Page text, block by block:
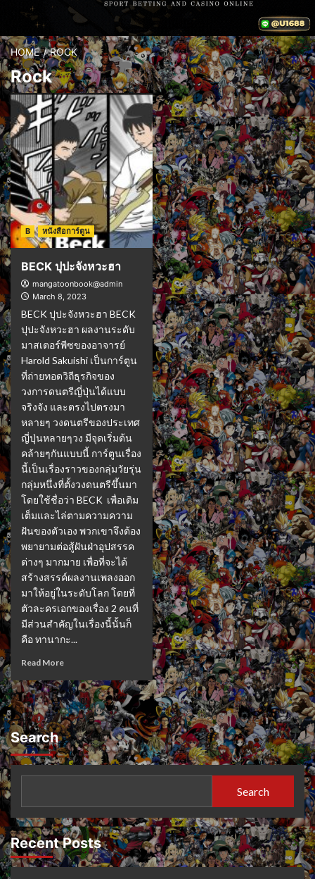
HOME ROCK
Rock
B หนังสือการ์ตูน
BECK ปุปะจังหวะฮา
mangatoonbook@admin
March 8, 2023
BECK ปุปะจังหวะฮา BECK
ปุปะจังหวะฮา ผลงานระดับ
มาสเตอร์พีซของอาจารย์
Harold Sakuishi เป็นการ์ตูน
ที่ถ่ายทอดวิถีธุรกิจของ
วงการดนตรีญี่ปุ่นได้แบบ
จริงจัง และตรงไปตรงมา
หลายๆ วงดนตรีของประเทศ
ญี่ปุ่นหลายๆวง มีจุดเริ่มต้น
คล้ายๆกันแบบนี้ การ์ตูนเรื่อง
นี้เป็นเรื่องราวของกลุ่มวัยรุ่น
กลุ่มหนึ่งที่ตั้งวงดนตรีขึ้นมา
โดยใช้ชื่อว่า BECK เพื่อเติม
เต็มและไล่ตามความความ
ฝันของตัวเอง พวกเขาจึงต้อง
พยายามต่อสู้ฝันฝ่าอุปสรรค
ต่างๆ มากมาย เพื่อที่จะได้
สร้างสรรค์ผลงานเพลงออก
มาให้อยู่ในระดับโลก โดยที่
ตัวละครเอกของเรื่อง 2 คนที่
มีส่วนสำคัญในเรื่องนี้นั้นก็
คือ ทานากะ...
Read More
Search
Search
Recent Posts